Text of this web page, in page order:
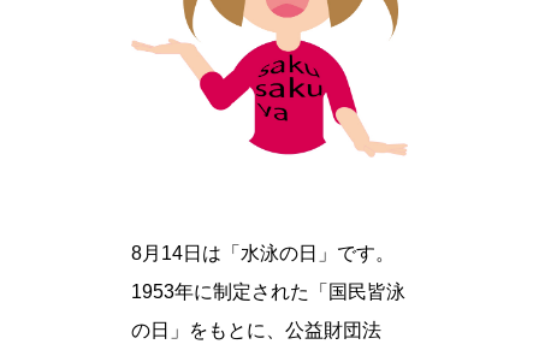
8月14日は「水泳の日」です。
1953年に制定された「国民皆泳
の日」をもとに、公益財団法